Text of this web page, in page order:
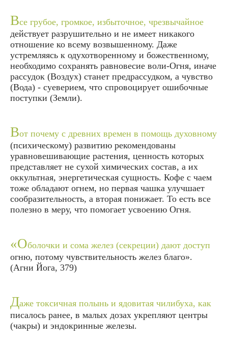
Все грубое, громкое, избыточное, чрезвычайное
действует разрушительно и не имеет никакого
отношение ко всему возвышенному. Даже
устремляясь к одухотворенному и божественному,
необходимо сохранять равновесие воли-Огня, иначе
рассудок (Воздух) станет предрассудком, а чувство
(Вода) - суеверием, что спровоцирует ошибочные
поступки (Земли).
Вот почему с древних времен в помощь духовному
(психическому) развитию рекомендованы
уравновешивающие растения, ценность которых
представляет не сухой химических состав, а их
оккультная, энергетическая сущность. Кофе с чаем
тоже обладают огнем, но первая чашка улучшает
сообразительность, а вторая понижает. То есть все
полезно в меру, что помогает усвоению Огня.
«Оболочки и сома желез (секреции) дают доступ
огню, потому чувствительность желез благо».
(Агни Йога, 379)
Даже токсичная полынь и ядовитая чилибуха, как
писалось ранее, в малых дозах укрепляют центры
(чакры) и эндокринные железы.